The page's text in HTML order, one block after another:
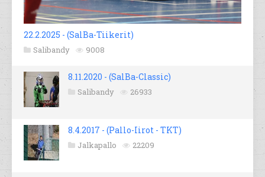
22.2.2025 - (SalBa-Tiikerit)
Salibandy 9008
8.11.2020 - (SalBa-Classic)
Salibandy 26933
8.4.2017 - (Pallo-Iirot - TKT)
Jalkapallo 22209